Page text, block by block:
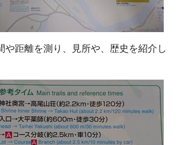
や距離を測り、見所や、歴史を紹介し